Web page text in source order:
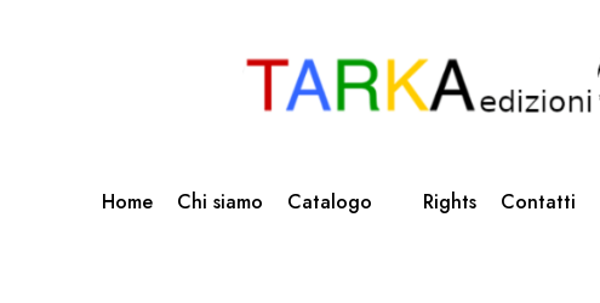
Home Chi siamo Catalogo Rights Contatti